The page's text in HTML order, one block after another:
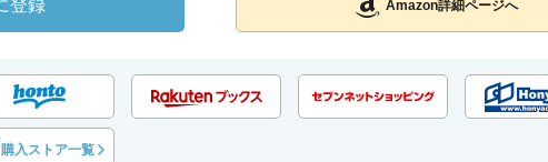
登録 Amazon詳細ページへ
購入ストア一覧